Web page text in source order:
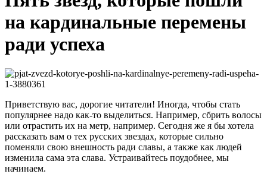
на кардинальные перемены
ради успеха
Приветствую вас, дорогие читатели! Иногда, чтобы стать
популярнее надо как-то выделиться. Например, сбрить волосы
или отрастить их на метр, например. Сегодня же я бы хотела
рассказать вам о тех русских звездах, которые сильно
поменяли свою внешность ради славы, а также как людей
изменила сама эта слава. Устраивайтесь поудобнее, мы
начинаем.